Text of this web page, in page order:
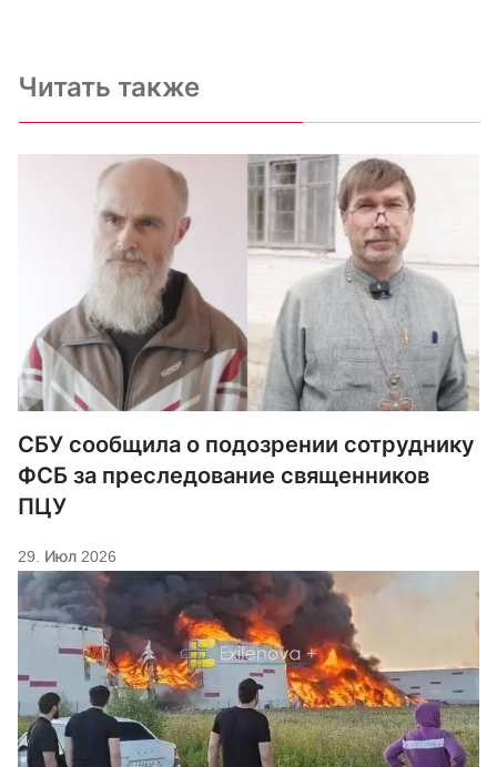
Читать также
СБУ сообщила о подозрении сотруднику
ФСБ за преследование священников
ПЦУ
29. Июл 2026